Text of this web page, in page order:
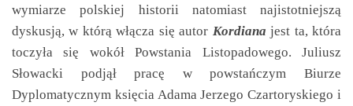
wymiarze polskiej historii natomiast najistotniejszą
dyskusją, w którą włącza się autor Kordiana jest ta, która
toczyła się wokół Powstania Listopadowego. Juliusz
Słowacki podjął pracę w powstańczym Biurze
Dyplomatycznym księcia Adama Jerzego Czartoryskiego i